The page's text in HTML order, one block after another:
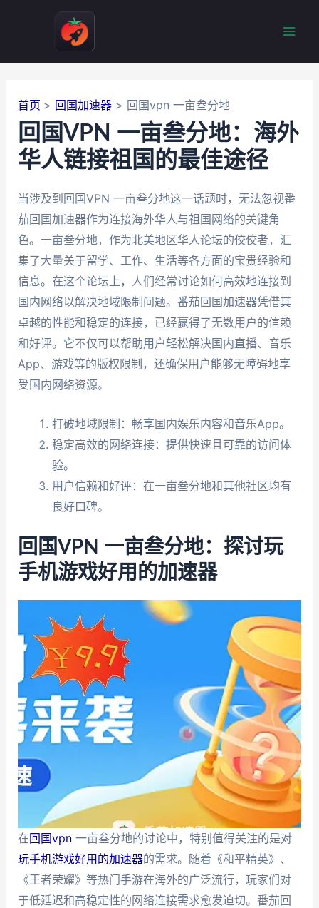
首页 回国加速器 回国vpn 一亩叁分地
回国VPN 一亩叁分地：海外
华人链接祖国的最佳途径
当涉及到回国VPN 一亩叁分地这一话题时，无法忽视番
茄回国加速器作为连接海外华人与祖国网络的关键角
色。一亩叁分地，作为北美地区华人论坛的佼佼者，汇
集了大量关于留学、工作、生活等各方面的宝贵经验和
信息。在这个论坛上，人们经常讨论如何高效地连接到
国内网络以解决地域限制问题。番茄回国加速器凭借其
卓越的性能和稳定的连接，已经赢得了无数用户的信赖
和好评。它不仅可以帮助用户轻松解决国内直播、音乐
App、游戏等的版权限制，还确保用户能够无障碍地享
受国内网络资源。
打破地域限制：畅享国内娱乐内容和音乐App。
稳定高效的网络连接：提供快速且可靠的访问体
验。
用户信赖和好评：在一亩叁分地和其他社区均有
良好口碑。
回国VPN 一亩叁分地：探讨玩
手机游戏好用的加速器
在回国vpn一亩叁分地的讨论中，特别值得关注的是对
玩手机游戏好用的加速器的需求。随着《和平精英》、
《王者荣耀》等热门手游在海外的广泛流行，玩家们对
于低延迟和高稳定性的网络连接需求愈发迫切。番茄回